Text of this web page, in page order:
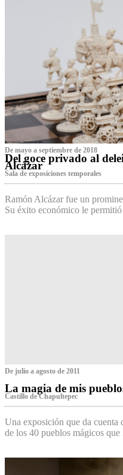
De mayo a septiembre de 2018
Del goce privado al
Alcázar
Sala de exposiciones temporales
Ramón Alcázar fue un
Su éxito económico le
De julio a agosto de 2011
La magia de mis
Castillo de Chapultepec
Una exposición que da cuenta
de los 40 pueblos mágicos